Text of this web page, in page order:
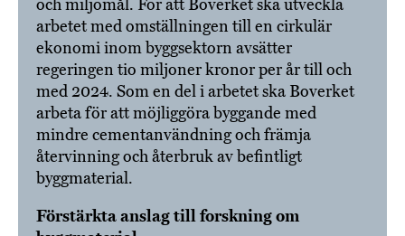
och miljömål. För att Boverket ska utveckla
arbetet med omställningen till en cirkulär
ekonomi inom byggsektorn avsätter
regeringen tio miljoner kronor per år till och
med 2024. Som en del i arbetet ska Boverket
arbeta för att möjliggöra byggande med
mindre cementanvändning och främja
återvinning och återbruk av befintligt
byggmaterial.
Förstärkta anslag till forskning om